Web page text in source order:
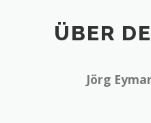
ÜBER
Jörg